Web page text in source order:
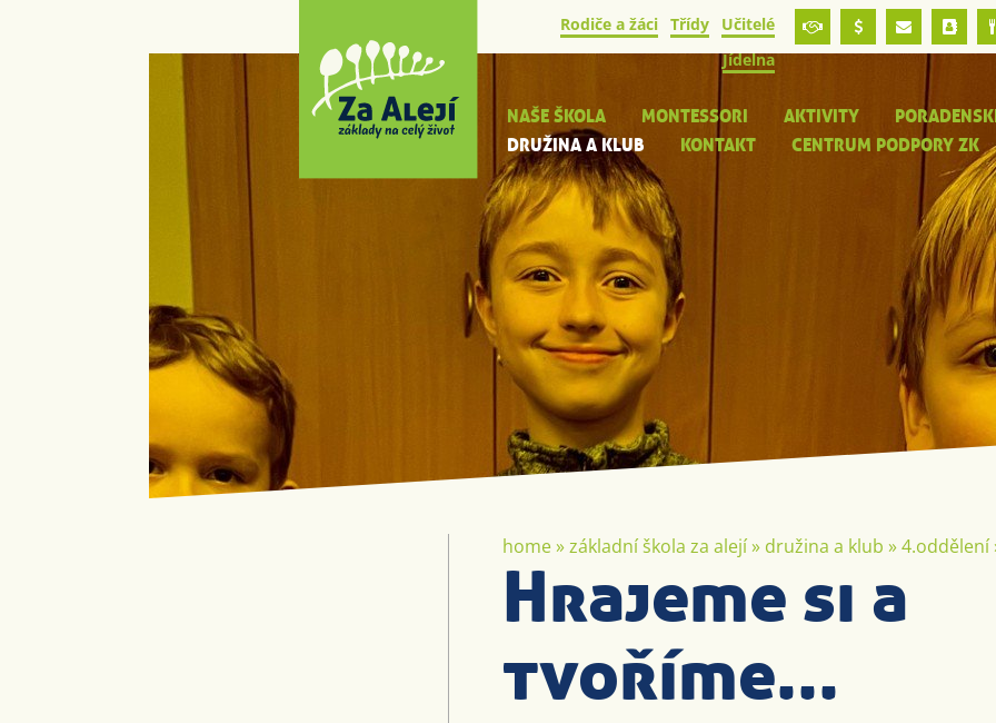
Rodiče a žáci Třídy
Učitelé
Jídelna
NAŠE ŠKOLA MONTESSORI AKTIVITY
DRUŽINA A KLUB
KONTAKT CENTRUM PODPORY ZK
home»základní škola za alejí» družina a klub »4.oddělení
Hrajeme si a
tvoříme...